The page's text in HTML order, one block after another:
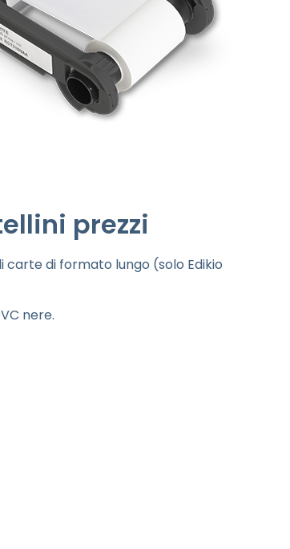
prezzi
carte di formato lungo (solo Edikio
nere.